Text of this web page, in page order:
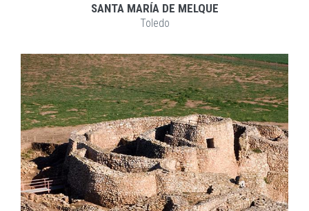
EXPLORAR ZOOM
SANTA MARÍA DE MELQUE
Toledo